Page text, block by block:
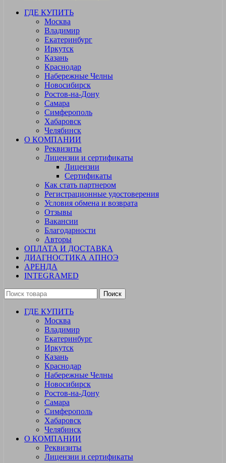
ГДЕ КУПИТЬ
Москва
Владимир
Екатеринбург
Иркутск
Казань
Краснодар
Набережные Челны
Новосибирск
Ростов-на-Дону
Самара
Симферополь
Хабаровск
Челябинск
О КОМПАНИИ
Реквизиты
Лицензии и сертификаты
Лицензии
Сертификаты
Как стать партнером
Регистрационные удостоверения
Условия обмена и возврата
Отзывы
Вакансии
Благодарности
Авторы
ОПЛАТА И ДОСТАВКА
ДИАГНОСТИКА АПНОЭ
АРЕНДА
INTEGRAMED
Поиск
ГДЕ КУПИТЬ
Москва
Владимир
Екатеринбург
Иркутск
Казань
Краснодар
Набережные Челны
Новосибирск
Ростов-на-Дону
Самара
Симферополь
Хабаровск
Челябинск
О КОМПАНИИ
Реквизиты
Лицензии и сертификаты